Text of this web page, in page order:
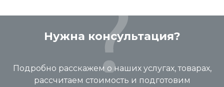
Нужна консультация?
Подробно расскажем о наших услугах, товарах,
рассчитаем стоимость и подготовим